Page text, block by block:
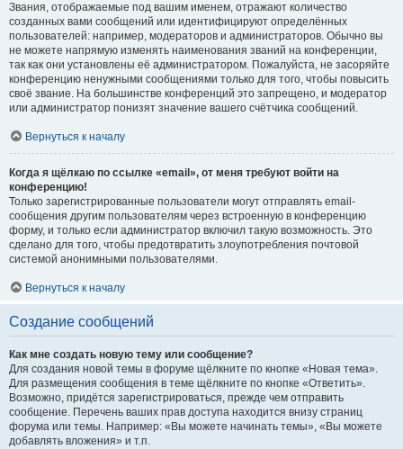
Звания, отображаемые под вашим именем, отражают количество
созданных вами сообщений или идентифицируют определённых
пользователей: например, модераторов и администраторов. Обычно вы
не можете напрямую изменять наименования званий на конференции,
так как они установлены её администратором. Пожалуйста, не засоряйте
конференцию ненужными сообщениями только для того, чтобы повысить
своё звание. На большинстве конференций это запрещено, и модератор
или администратор понизят значение вашего счётчика сообщений.
Вернуться к началу
Когда я щёлкаю по ссылке «email», от меня требуют войти на
конференцию!
Только зарегистрированные пользователи могут отправлять email-
сообщения другим пользователям через встроенную в конференцию
форму, и только если администратор включил такую возможность. Это
сделано для того, чтобы предотвратить злоупотребления почтовой
системой анонимными пользователями.
Вернуться к началу
Создание сообщений
Как мне создать новую тему или сообщение?
Для создания новой темы в форуме щёлкните по кнопке «Новая тема».
Для размещения сообщения в теме щёлкните по кнопке «Ответить».
Возможно, придётся зарегистрироваться, прежде чем отправить
сообщение. Перечень ваших прав доступа находится внизу страниц
форума или темы. Например: «Вы можете начинать темы», «Вы можете
добавлять вложения» и т.п.